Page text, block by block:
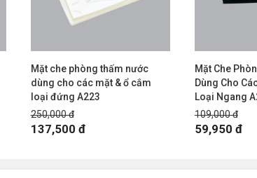
Mặt che phòng thấm nước
dùng cho các mặt & ổ cắm
loại đứng A223
250,000 đ
137,500 đ
Mặt Che
Dùng Cho
Loại Ngang
109,000 đ
59,950 đ